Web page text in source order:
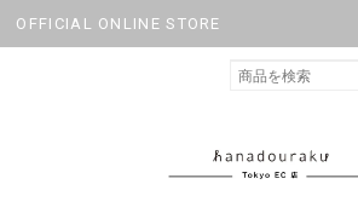
OFFICIAL ONLINE STORE